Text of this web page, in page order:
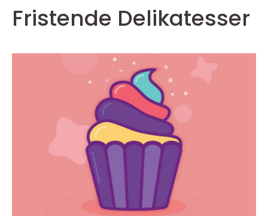
Fristende Delikatesser